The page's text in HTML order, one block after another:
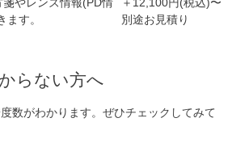
す。
別途お見積り
らない方へ
度数がわかります。ぜひチェックしてみて